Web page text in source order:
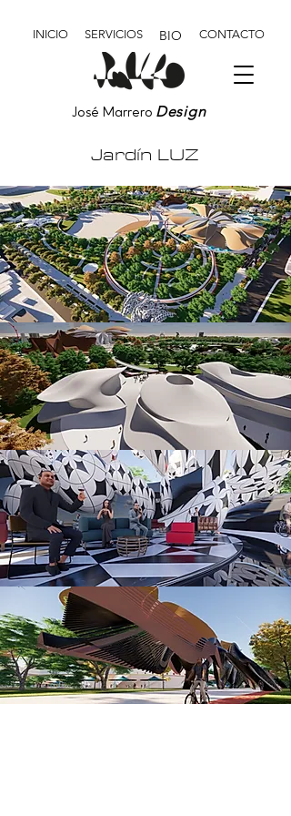
SERVICIOS
INICIO CONTACTO
BIO
José Marrero Design
Jardín LUZ